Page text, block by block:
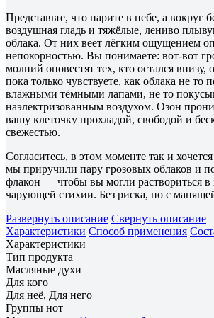
Представьте, что парите в небе, а вокруг
воздушная гладь и тяжёлые, лениво
облака. От них веет лёгким ощущением
непокорностью. Вы понимаете: вот-вот
молний оповестят тех, кто остался внизу,
пока только чувствуете, как облака не то
влажными тёмными лапами, не то
наэлектризованным воздухом. Озон
вашу клеточку прохладой, свободой и
свежестью.
Согласитесь, в этом моменте так и
мы приручили пару грозовых облаков и
флакон — чтобы вы могли раствориться в
чарующей стихии. Без риска, но с
Развернуть описание Свернуть описание
Характеристики Способ применения
Характеристики
Тип продукта
Масляные духи
Для кого
Для неё, Для него
Группы нот